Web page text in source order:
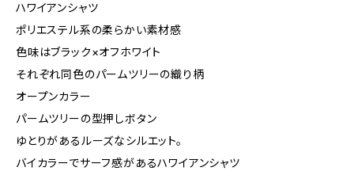
ハワイアンシャツ
ポリエステル系の柔らかい素材感
色味はブラック×オフホワイト
それぞれ同色のパームツリーの織り柄
オープンカラー
パームツリーの型押しボタン
ゆとりがあるルーズなシルエット。
バイカラーでサーフ感があるハワイアンシャツ